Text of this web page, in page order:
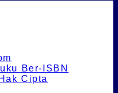
Ber-ISBN
Cipta